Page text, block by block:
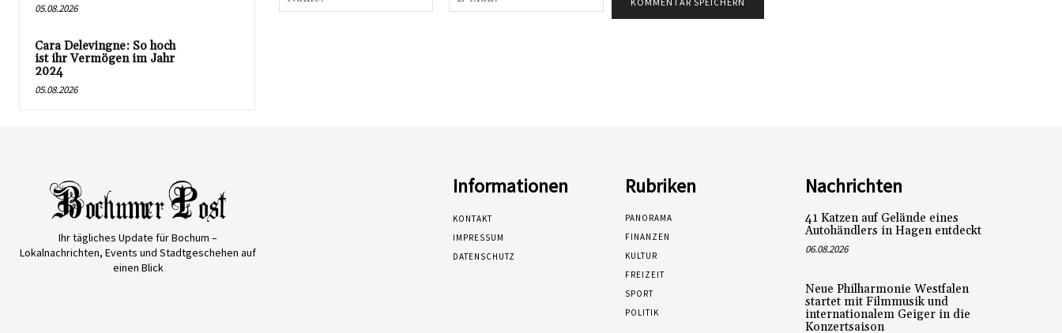
05.08.2026
Cara Delevingne: So hoch
ist ihr Vermögen im Jahr
2024
05.08.2026
Mail:*
Ihr tägliches Update für Bochum –
Lokalnachrichten, Events und Stadtgeschehen auf
einen Blick
Informationen
KONTAKT
IMPRESSUM
DATENSCHUTZ
Rubriken
PANORAMA
FINANZEN
KULTUR
FREIZEIT
SPORT
POLITIK
Nachrichten
41 Katzen auf Gelände eines
Autohändlers in Hagen entdeckt
06.08.2026
Neue Philharmonie Westfalen
startet mit Filmmusik und
internationalem Geiger in die
Konzertsaison